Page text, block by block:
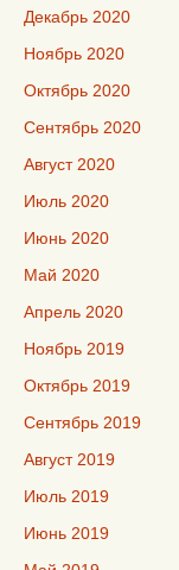
Декабрь 2020
Ноябрь 2020
Октябрь 2020
Сентябрь 2020
Август 2020
Июль 2020
Июнь 2020
Май 2020
Апрель 2020
Ноябрь 2019
Октябрь 2019
Сентябрь 2019
Август 2019
Июль 2019
Июнь 2019